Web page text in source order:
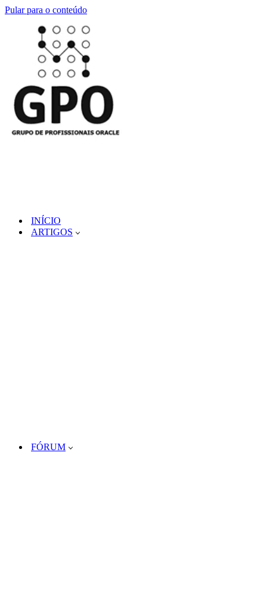
Pular para o conteúdo
INÍCIO
ARTIGOS
FÓRUM